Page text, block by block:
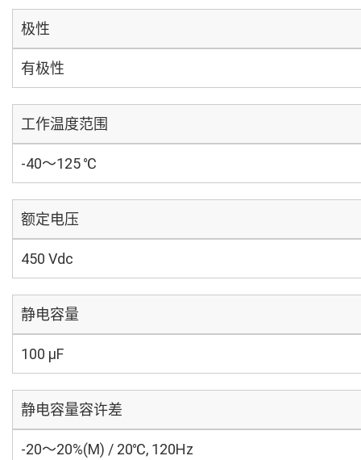
极性
有极性
工作温度范围
-40～125 ℃
额定电压
450 Vdc
静电容量
100 µF
静电容量容许差
-20～20%(M) / 20℃, 120Hz